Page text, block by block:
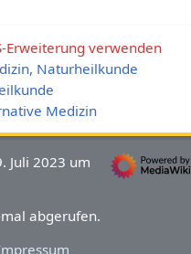
Erweiterung verwenden
Naturheilkunde
Medizin
Juli 2023 um
abgerufen.